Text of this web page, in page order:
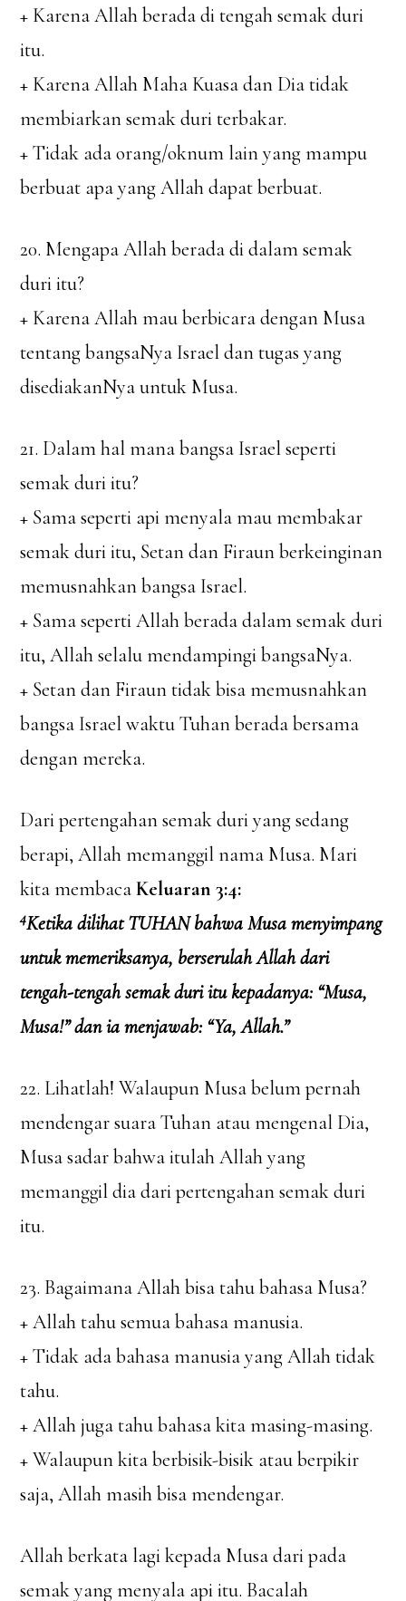
+ Karena Allah berada di tengah semak duri
itu.
+ Karena Allah Maha Kuasa dan Dia tidak
membiarkan semak duri terbakar.
+ Tidak ada orang/oknum lain yang mampu
berbuat apa yang Allah dapat berbuat.
20. Mengapa Allah berada di dalam semak
duri itu?
+ Karena Allah mau berbicara dengan Musa
tentang bangsaNya Israel dan tugas yang
disediakanNya untuk Musa.
21. Dalam hal mana bangsa Israel seperti
semak duri itu?
+ Sama seperti api menyala mau membakar
semak duri itu, Setan dan Firaun berkeinginan
memusnahkan bangsa Israel.
+ Sama seperti Allah berada dalam semak duri
itu, Allah selalu mendampingi bangsaNya.
+ Setan dan Firaun tidak bisa memusnahkan
bangsa Israel waktu Tuhan berada bersama
dengan mereka.
Dari pertengahan semak duri yang sedang
berapi, Allah memanggil nama Musa. Mari
kita membacaKeluaran 3:4:
4Ketika dilihat TUHAN bahwa Musa menyimpang
untuk memeriksanya, berserulah Allah dari
tengah-tengah semak duri itu kepadanya: “Musa,
Musa!” dan ia menjawab: “Ya, Allah.”
22. Lihatlah! Walaupun Musa belum pernah
mendengar suara Tuhan atau mengenal Dia,
Musa sadar bahwa itulah Allah yang
memanggil dia dari pertengahan semak duri
itu.
23. Bagaimana Allah bisa tahu bahasa Musa?
+ Allah tahu semua bahasa manusia.
+ Tidak ada bahasa manusia yang Allah tidak
tahu.
+ Allah juga tahu bahasa kita masing-masing.
+ Walaupun kita berbisik-bisik atau berpikir
saja, Allah masih bisa mendengar.
Allah berkata lagi kepada Musa dari pada
semak yang menyala api itu. Bacalah